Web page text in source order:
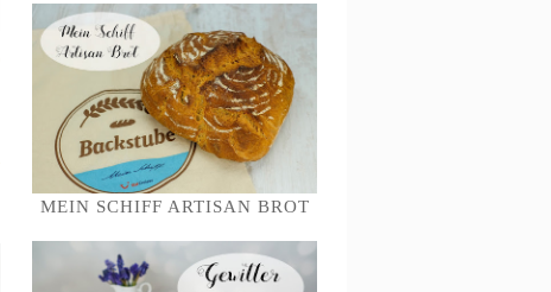
MEIN SCHIFF ARTISAN BROT